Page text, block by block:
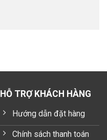
HỖ TRỢ KHÁCH HÀNG
Hướng dẫn đặt hàng
Chính sách thanh toán